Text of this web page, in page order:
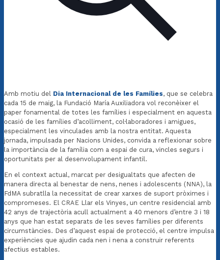
Amb motiu del Dia Internacional de les Famílies, que se celebra
cada 15 de maig, la Fundació María Auxiliadora vol reconèixer el
paper fonamental de totes les famílies i especialment en aquesta
ocasió de les famílies d’acolliment, col·laboradores i amigues,
especialment les vinculades amb la nostra entitat. Aquesta
jornada, impulsada per Nacions Unides, convida a reflexionar sobre
la importància de la família com a espai de cura, vincles segurs i
oportunitats per al desenvolupament infantil.
En el context actual, marcat per desigualtats que afecten de
manera directa al benestar de nens, nenes i adolescents (NNA), la
FdMA subratlla la necessitat de crear xarxes de suport pròximes i
compromeses. El CRAE Llar els Vinyes, un centre residencial amb
42 anys de trajectòria acull actualment a 40 menors d’entre 3 i 18
anys que han estat separats de les seves famílies per diferents
circumstàncies. Des d’aquest espai de protecció, el centre impulsa
experiències que ajudin cada nen i nena a construir referents
afectius estables.